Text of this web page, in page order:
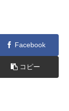
Facebook
コピー